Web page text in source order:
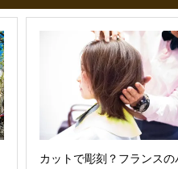
カットで彫刻？フランスの